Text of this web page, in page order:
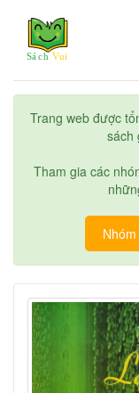
Trang web được
sách
Tham gia các